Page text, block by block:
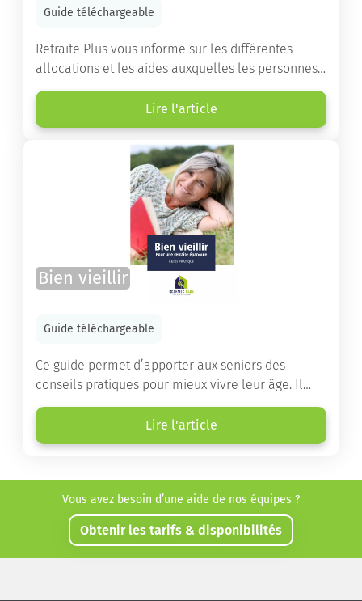
Guide téléchargeable
Retraite Plus vous informe sur les différentes
allocations et les aides auxquelles les personnes
âgées ont droit pour financer un séjour en maison
de retraite ou un maintien à domicile.
Lire l'article
Bien vieillir
Guide téléchargeable
Ce guide permet d’apporter aux seniors des
conseils pratiques pour mieux vivre leur âge. Il
leur offre une mine d’informations. Comment
améliorer sa santé grâce à l’alimentation...
Lire l'article
Vous avez besoin d’une aide de nos équipes ?
Obtenir les tarifs & disponibilités